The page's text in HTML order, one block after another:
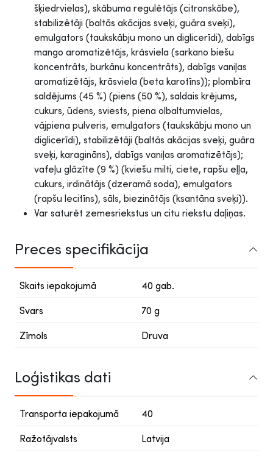
šķiedrvielas), skābuma regulētājs (citronskābe),
stabilizētāji (baltās akācijas sveķi, guāra sveķi),
emulgators (taukskābju mono un diglicerīdi), dabīgs
mango aromatizētājs, krāsviela (sarkano biešu
koncentrāts, burkānu koncentrāts), dabīgs vaniļas
aromatizētājs, krāsviela (beta karotīns)); plombīra
saldējums (45 %) (piens (50 %), saldais krējums,
cukurs, ūdens, sviests, piena olbaltumvielas,
vājpiena pulveris, emulgators (taukskābju mono un
diglicerīdi), stabilizētāji (baltās akācijas sveķi, guāra
sveķi, karagināns), dabīgs vaniļas aromatizētājs);
vafeļu glāzīte (9 %) (kviešu milti, ciete, rapšu eļļa,
cukurs, irdinātājs (dzeramā soda), emulgators
(rapšu lecitīns), sāls, biezinātājs (ksantāna sveķi)).
Var saturēt zemesriekstus un citu riekstu daļiņas.
Preces specifikācija
Skaits iepakojumā 40 gab.
Svars 70 g
Zīmols Druva
Loģistikas dati
Transporta iepakojumā 40
Ražotājvalsts Latvija